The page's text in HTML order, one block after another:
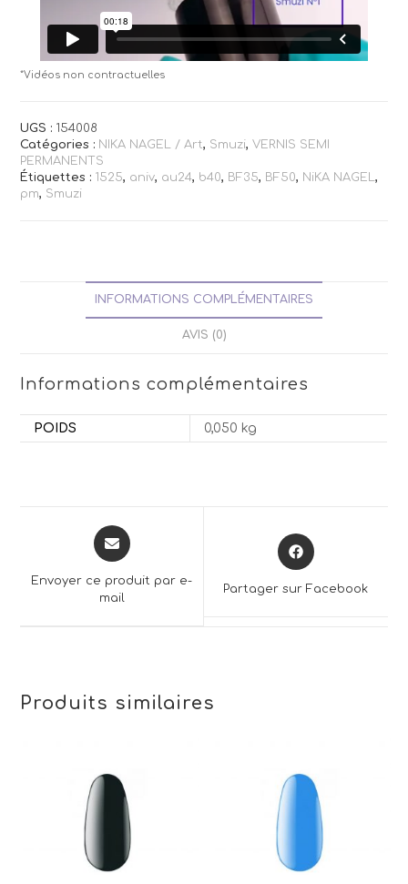
*Vidéos non contractuelles
UGS : 154008
Catégories : NIKA NAGEL / Art, Smuzi,VERNIS SEMI
PERMANENTS
Étiquettes : 1525, aniv, au24, b40, BF35, BF50, NiKA NAGEL,
pm, Smuzi
INFORMATIONS COMPLÉMENTAIRES
AVIS (0)
Informations complémentaires
POIDS 0,050 kg
Opens
in
new
Envoyer ce produit par e-
mail
Opens
in
Partager sur Facebook
Produits similaires